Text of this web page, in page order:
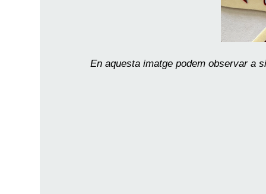
En aquesta imatge podem observar a